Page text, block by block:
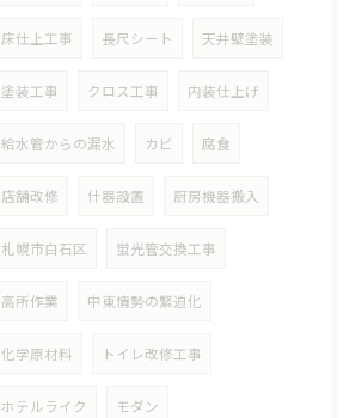
床仕上工事 長尺シート 天井壁塗装
塗装工事 クロス工事 内装仕上げ
給水管からの漏水 カビ 腐食
店舗改修 什器設置 厨房機器搬入
札幌市白石区 蛍光管交換工事
高所作業 中東情勢の緊迫化
化学原材料 トイレ改修工事
ホテルライク モダン